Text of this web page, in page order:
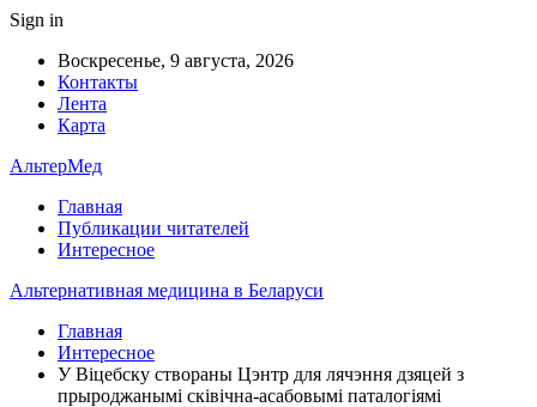
Sign in
Воскресенье, 9 августа, 2026
Контакты
Лента
Карта
АльтерМед
Главная
Публикации читателей
Интересное
Альтернативная медицина в Беларуси
Главная
Интересное
У Віцебску створаны Цэнтр для лячэння дзяцей з
прыроджанымі сківічна-асабовымі паталогіямі